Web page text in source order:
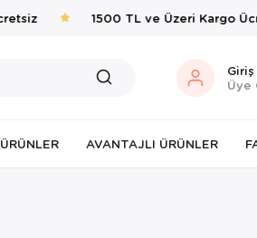
1500 TL ve Üzeri Kargo
Giriş
Üye
AVANTAJLI ÜRÜNLER